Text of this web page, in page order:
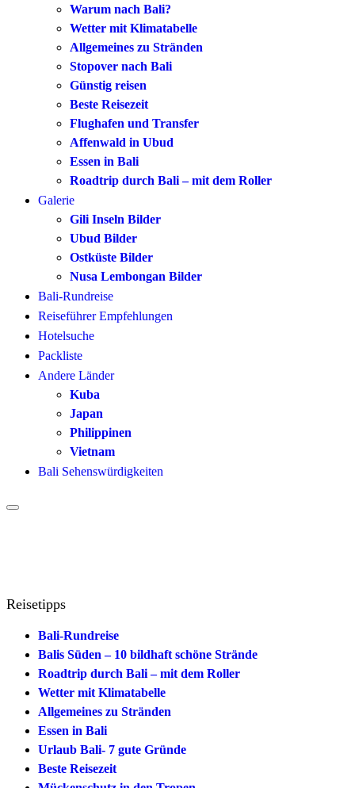
Warum nach Bali?
Wetter mit Klimatabelle
Allgemeines zu Stränden
Stopover nach Bali
Günstig reisen
Beste Reisezeit
Flughafen und Transfer
Affenwald in Ubud
Essen in Bali
Roadtrip durch Bali – mit dem Roller
Galerie
Gili Inseln Bilder
Ubud Bilder
Ostküste Bilder
Nusa Lembongan Bilder
Bali-Rundreise
Reiseführer Empfehlungen
Hotelsuche
Packliste
Andere Länder
Kuba
Japan
Philippinen
Vietnam
Bali Sehenswürdigkeiten
Reisetipps
Bali-Rundreise
Balis Süden – 10 bildhaft schöne Strände
Roadtrip durch Bali – mit dem Roller
Wetter mit Klimatabelle
Allgemeines zu Stränden
Essen in Bali
Urlaub Bali- 7 gute Gründe
Beste Reisezeit